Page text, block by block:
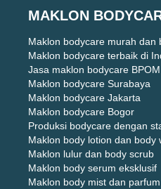
MAKLON
Maklon bodycare murah dan
Maklon bodycare terbaik di
Jasa maklon bodycare BPOM
Maklon bodycare Surabaya
Maklon bodycare Jakarta
Maklon bodycare Bogor
Produksi bodycare dengan
Maklon body lotion dan body
Maklon lulur dan body scrub
Maklon body serum eksklusif
Maklon body mist dan parfum